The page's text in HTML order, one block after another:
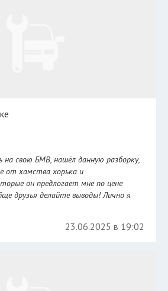
на свою БМВ, нашёл данную разборку,
от хамства хорька и
он предлогает мне по цене
друзья делайте выводы! Лично я
23.06.2025 в 19:02